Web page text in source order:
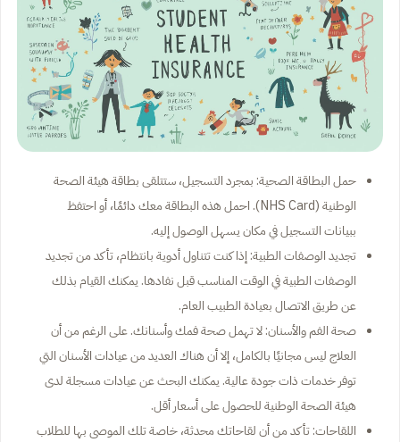
حمل البطاقة الصحية: بمجرد التسجيل، ستتلقى بطاقة هيئة الصحة
الوطنية (NHS Card). احمل هذه البطاقة معك دائمًا، أو احتفظ
ببيانات التسجيل في مكان يسهل الوصول إليه.
تجديد الوصفات الطبية: إذا كنت تتناول أدوية بانتظام، تأكد من تجديد
الوصفات الطبية في الوقت المناسب قبل نفادها. يمكنك القيام بذلك
عن طريق الاتصال بعيادة الطبيب العام.
صحة الفم والأسنان: لا تهمل صحة فمك وأسنانك. على الرغم من أن
العلاج ليس مجانيًا بالكامل، إلا أن هناك العديد من عيادات الأسنان التي
توفر خدمات ذات جودة عالية. يمكنك البحث عن عيادات مسجلة لدى
هيئة الصحة الوطنية للحصول على أسعار أقل.
اللقاحات: تأكد من أن لقاحاتك محدثة، خاصة تلك الموصى بها للطلاب